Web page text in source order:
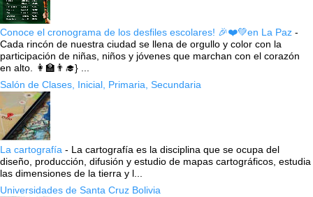
Conoce el cronograma de los desfiles escolares! 🎉❤️💚en La Paz -
Cada rincón de nuestra ciudad se llena de orgullo y color con la
participación de niñas, niños y jóvenes que marchan con el corazón
en alto. 👩‍🏫👨‍🎓} ...
Salón de Clases, Inicial, Primaria, Secundaria
La cartografía - La cartografía es la disciplina que se ocupa del
diseño, producción, difusión y estudio de mapas cartográficos, estudia
las dimensiones de la tierra y l...
Universidades de Santa Cruz Bolivia